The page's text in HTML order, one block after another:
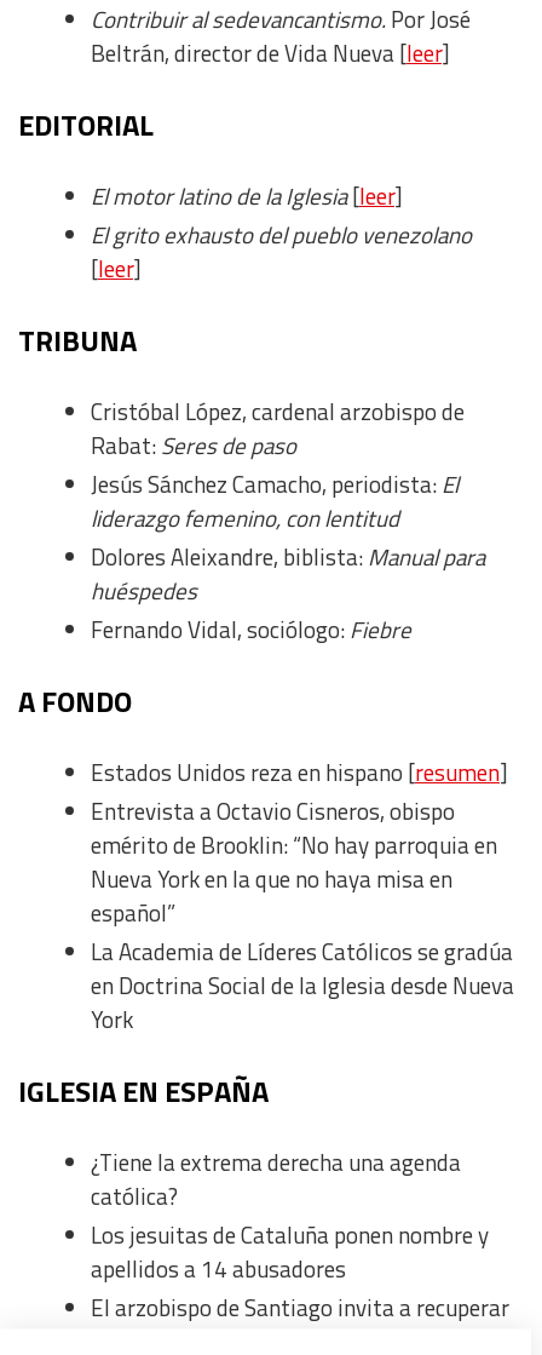
Contribuir al sedevancantismo.Por José
Beltrán, director de Vida Nueva [leer]
EDITORIAL
El motor latino de la Iglesia[leer]
El grito exhausto del pueblo venezolano
[leer]
TRIBUNA
Cristóbal López, cardenal arzobispo de
Rabat:Seres de paso
Jesús Sánchez Camacho, periodista:El
liderazgo femenino, con lentitud
Dolores Aleixandre, biblista:Manual para
huéspedes
Fernando Vidal, sociólogo:Fiebre
A FONDO
Estados Unidos reza en hispano [resumen]
Entrevista a Octavio Cisneros, obispo
emérito de Brooklin: “No hay parroquia en
Nueva York en la que no haya misa en
español”
La Academia de Líderes Católicos se gradúa
en Doctrina Social de la Iglesia desde Nueva
York
IGLESIA EN ESPAÑA
¿Tiene la extrema derecha una agenda
católica?
Los jesuitas de Cataluña ponen nombre y
apellidos a 14 abusadores
El arzobispo de Santiago invita a recuperar